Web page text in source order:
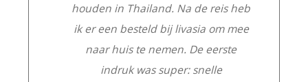
houden in Thailand. Na de reis heb
ik er een besteld bij livasia om mee
naar huis te nemen. De eerste
indruk was super: snelle